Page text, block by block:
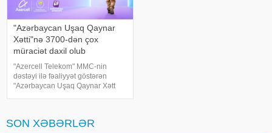
"Azərbaycan Uşaq Qaynar
Xətti"nə 3700-dən çox
müraciət daxil olub
"Azercell Telekom" MMC-nin
dəstəyi ilə fəaliyyət göstərən
"Azərbaycan Uşaq Qaynar Xətt
Cari ilin ilk altı ay
SON XƏBƏRLƏR